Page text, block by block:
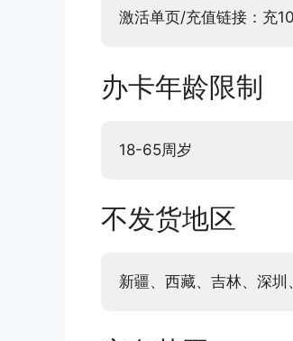
激活单页/充值链接：充
办卡年龄限制
18-65周岁
不发货地区
新疆、西藏、吉林、深